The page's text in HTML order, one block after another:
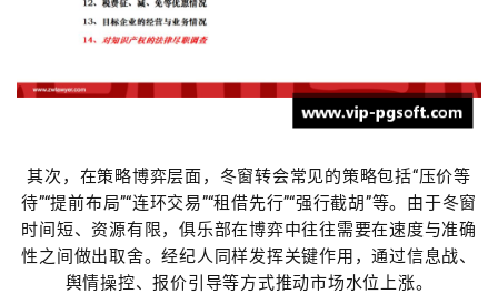
其次，在策略博弈层面，冬窗转会常见的策略包括“压价等
待”“提前布局”“连环交易”“租借先行”“强行截胡”等。由于冬窗
时间短、资源有限，俱乐部在博弈中往往需要在速度与准确
性之间做出取舍。经纪人同样发挥关键作用，通过信息战、
舆情操控、报价引导等方式推动市场水位上涨。